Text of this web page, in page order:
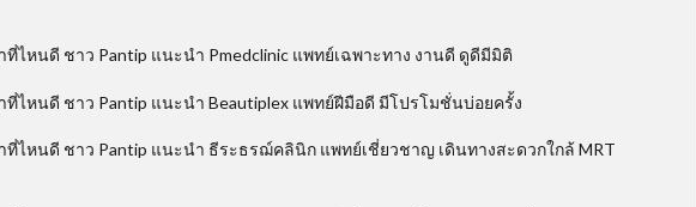
ไหนดี ชาว Pantip แนะนำ Pmedclinic แพทย์เฉพาะทาง งานดี ดูดีมีมิติ
ไหนดี ชาว Pantip แนะนำ Beautiplex แพทย์ฝีมือดี มีโปรโมชั่นบ่อยครั้ง
ไหนดี ชาว Pantip แนะนำ ธีระธรฌ์คลินิก แพทย์เชี่ยวชาญ เดินทางสะดวกใกล้ MRT